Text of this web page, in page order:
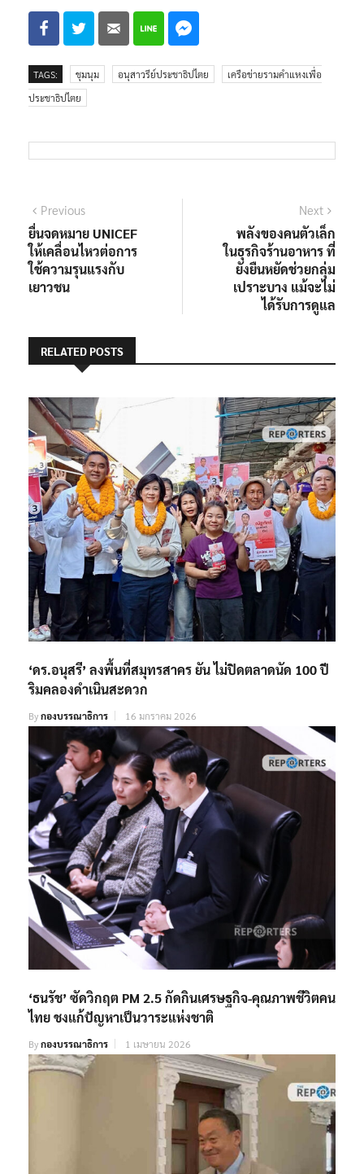
วันนี้ จะยึดหลักสันติวิธี ก่อนจะยุติการชุมนุมในเวลา 19:00 น.
TAGS: ชุมนุม
แนะแนว
เรื่อง
PreviousPrevious
post:
ยื่นจดหมาย UNICEF
ให้เคลื่อนไหวต่อการ
Next
พลังของคนตัวเล็ก
ในธุรกิจร้านอาหาร ที่
ยังยืนหยัดช่วยกลุ่ม
เปราะบาง แม้จะไม่
ริมคลองดำเนินสะดวก
Byกองบรรณาธิการ 16 มกราคม 2026
ไทย ชงแก้ปัญหาเป็นวาระแห่งชาติ
กองบรรณาธิการ 1 เมษายน 2026